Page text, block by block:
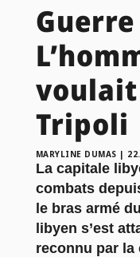
Tripoli
MARYLINE DUMAS |
La capitale
combats
le bras armé
libyen s’est
reconnu par la